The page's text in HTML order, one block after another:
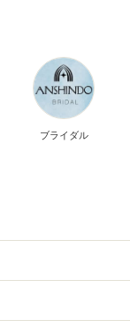
ブライダル